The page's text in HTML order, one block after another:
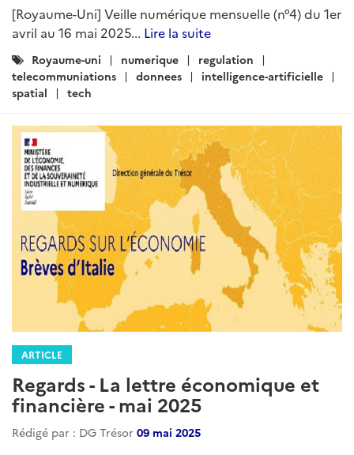
[Royaume-Uni] Veille numérique mensuelle (n°4) du 1er
avril au 16 mai 2025... Lire la suite
Catégories
:
Royaume-uni numerique
regulation
telecommuniations
donnees
intelligence-artificielle
spatial
tech
ARTICLE
Regards - La lettre économique et
financière - mai 2025
Rédigé par : DG Trésor 09 mai 2025